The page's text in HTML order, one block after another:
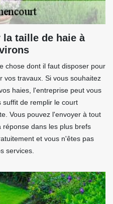
taille de haie à
chose dont il faut disposer pour
vos travaux. Si vous souhaitez
haies, l'entreprise peut vous
suffit de remplir le court
Vous pouvez l'envoyer à tout
dans les plus brefs
et vous n'êtes pas
services.